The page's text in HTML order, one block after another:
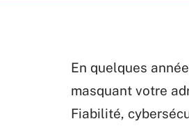
En quelques
masquant votre
Fiabilité,